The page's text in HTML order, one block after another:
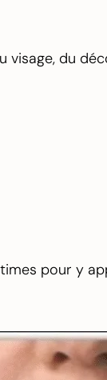
du
pour y